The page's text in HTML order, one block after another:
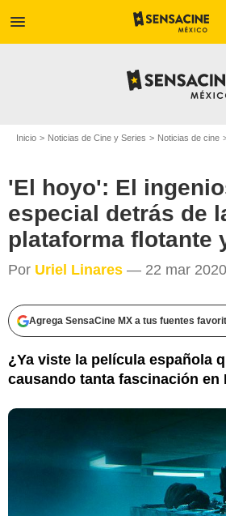
menu
Inicio Noticias de Cine y Series Noticias de cine
'El hoyo': El
especial detrás de
plataforma flotante
Por Uriel Linares — 22 mar
Agrega SensaCine MX a tus fuentes
¿Ya viste la película española
causando tanta fascinación en